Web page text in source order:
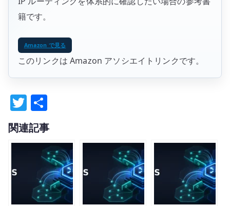
籍です。
Amazon で見る
このリンクは Amazon アソシエイトリンクです。
T
w
it
te
有
関連記事